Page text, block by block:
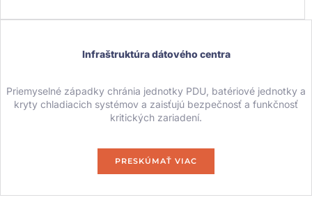
Infraštruktúra dátového centra
Priemyselné západky chránia jednotky PDU, batériové jednotky a
kryty chladiacich systémov a zaisťujú bezpečnosť a funkčnosť
kritických zariadení.
PRESKÚMAŤ VIAC